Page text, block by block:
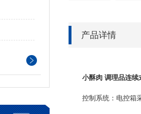
产品详情
小酥肉 调理品连续
控制系统：电控箱采